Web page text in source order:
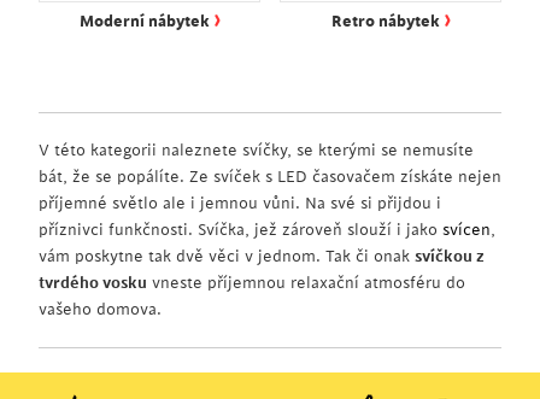
Moderní nábytek › Retro nábytek ›
V této kategorii naleznete svíčky, se kterými se nemusíte
bát, že se popálíte. Ze svíček s LED časovačem získáte nejen
příjemné světlo ale i jemnou vůni. Na své si přijdou i
příznivci funkčnosti. Svíčka, jež zároveň slouží i jako svícen,
vám poskytne tak dvě věci v jednom. Tak či onak svíčkou z
tvrdého vosku vneste příjemnou relaxační atmosféru do
vašeho domova.